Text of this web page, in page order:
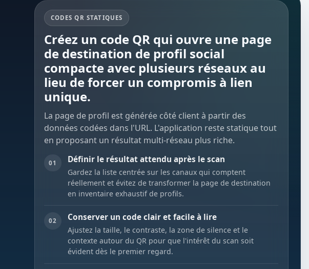
CODES QR STATIQUES
Créez un code QR qui ouvre une page
de destination de profil social
compacte avec plusieurs réseaux au
lieu de forcer un compromis à lien
unique.
La page de profil est générée côté client à partir des
données codées dans l'URL. L'application reste statique tout
en proposant un résultat multi-réseau plus riche.
01 Définir le résultat attendu après le scan
Gardez la liste centrée sur les canaux qui comptent
réellement et évitez de transformer la page de destination
en inventaire exhaustif de profils.
02 Conserver un code clair et facile à lire
Ajustez la taille, le contraste, la zone de silence et le
contexte autour du QR pour que l'intérêt du scan soit
évident dès le premier regard.